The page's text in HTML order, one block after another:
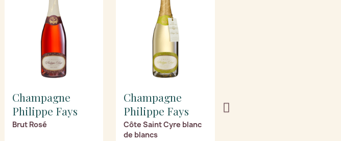
Champagne
Philippe Fays
Brut Rosé
Champagne
Philippe Fays
Côte Saint Cyre blanc
de blancs